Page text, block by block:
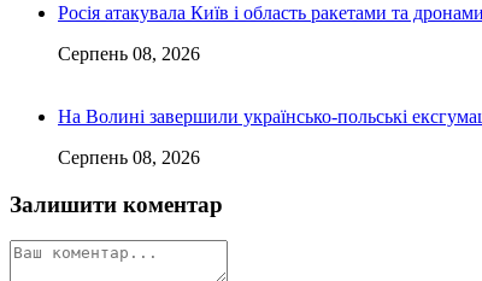
Росія атакувала Київ і область ракетами та
Серпень 08, 2026
На Волині завершили українсько-польські
Серпень 08, 2026
Залишити коментар